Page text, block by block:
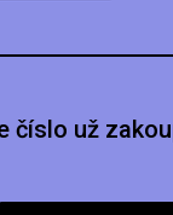
číslo už